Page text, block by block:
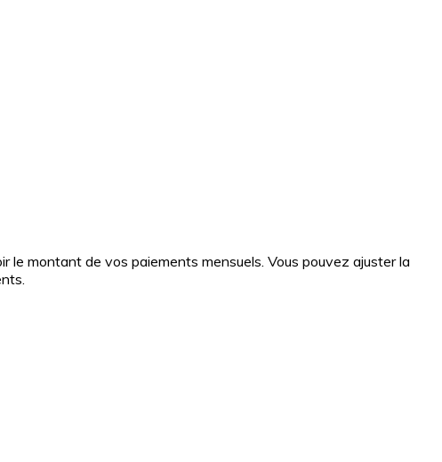
le montant de vos paiements mensuels. Vous pouvez ajuster la